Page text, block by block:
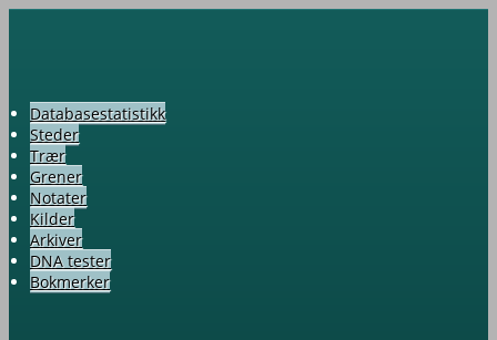
Databasestatistikk
Steder
Trær
Grener
Notater
Kilder
Arkiver
DNA tester
Bokmerker